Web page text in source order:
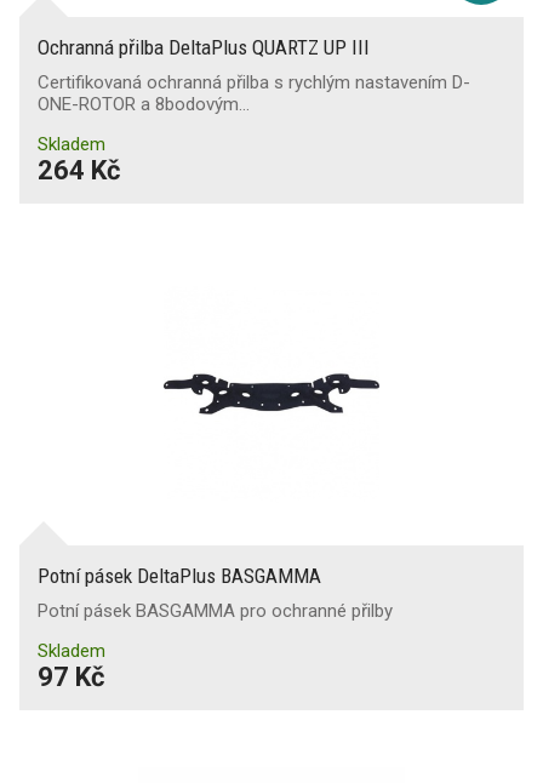
Ochranná přilba DeltaPlus QUARTZ UP III
Certifikovaná ochranná přilba s rychlým nastavením D-
ONE-ROTOR a 8bodovým…
Skladem
264 Kč
Potní pásek DeltaPlus BASGAMMA
Potní pásek BASGAMMA pro ochranné přilby
Skladem
97 Kč